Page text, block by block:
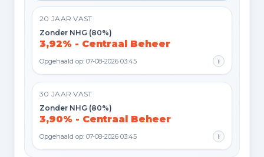
20 JAAR VAST
Zonder NHG (80%)
3,92% - Centraal Beheer
Opgehaald op: 07-08-2026 03:45 i
30 JAAR VAST
Zonder NHG (80%)
3,90% - Centraal Beheer
Opgehaald op: 07-08-2026 03:45 i